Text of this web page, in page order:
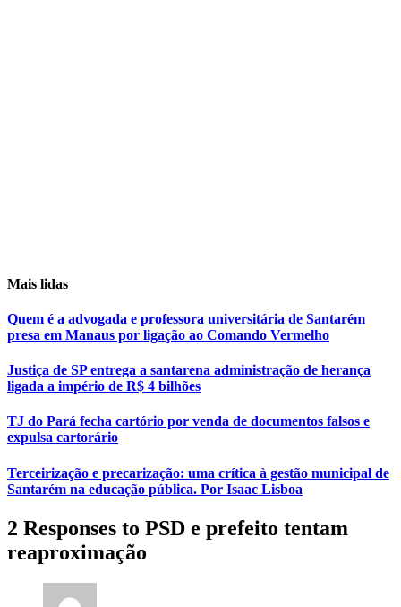
Mais lidas
Quem é a advogada e professora universitária de Santarém
presa em Manaus por ligação ao Comando Vermelho
Justiça de SP entrega a santarena administração de herança
ligada a império de R$ 4 bilhões
TJ do Pará fecha cartório por venda de documentos falsos e
expulsa cartorário
Terceirização e precarização: uma crítica à gestão municipal de
Santarém na educação pública. Por Isaac Lisboa
2 Responses to PSD e prefeito tentam
reaproximação